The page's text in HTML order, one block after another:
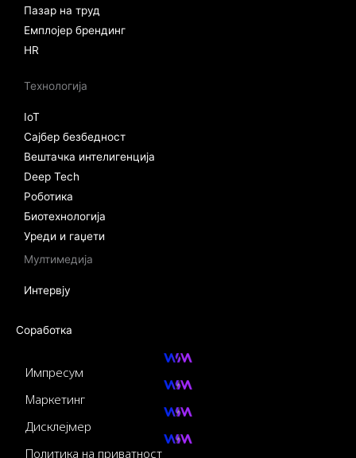
Пазар на труд
Емплојер брендинг
HR
Технологија
IoT
Сајбер безбедност
Вештачка интелигенција
Deep Tech
Роботика
Биотехнологија
Уреди и гаџети
Мултимедија
Интервју
Соработка
Импресум
Маркетинг
Дисклејмер
Политика на приватност